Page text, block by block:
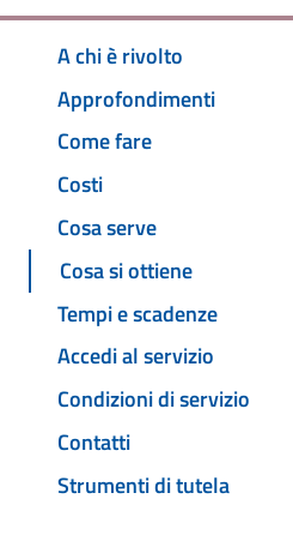
A chi è rivolto
Approfondimenti
Come fare
Costi
Cosa serve
Cosa si ottiene
Tempi e scadenze
Accedi al servizio
Condizioni di servizio
Contatti
Strumenti di tutela